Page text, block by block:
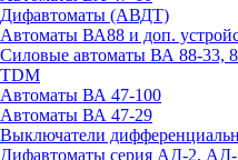
Дифавтоматы (АВДТ)
Автоматы ВА88 и доп.
Силовые автоматы ВА 88-33,
TDM
Автоматы ВА 47-100
Автоматы ВА 47-29
Выключатели
Дифавтоматы серия АД-2,